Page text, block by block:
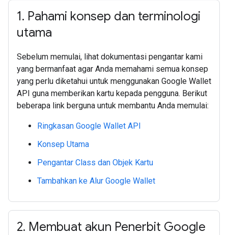
1. Pahami konsep dan terminologi
utama
Sebelum memulai, lihat dokumentasi pengantar kami
yang bermanfaat agar Anda memahami semua konsep
yang perlu diketahui untuk menggunakan Google Wallet
API guna memberikan kartu kepada pengguna. Berikut
beberapa link berguna untuk membantu Anda memulai:
Ringkasan Google Wallet API
Konsep Utama
Pengantar Class dan Objek Kartu
Tambahkan ke Alur Google Wallet
2. Membuat akun Penerbit Google